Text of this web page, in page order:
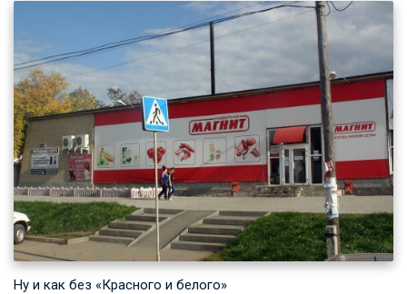
Ну и как без «Красного и белого»